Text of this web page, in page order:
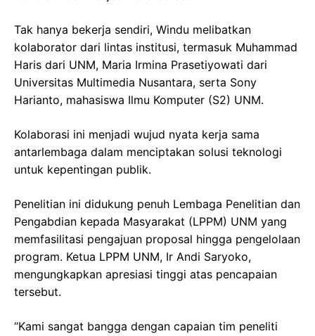
Tak hanya bekerja sendiri, Windu melibatkan
kolaborator dari lintas institusi, termasuk Muhammad
Haris dari UNM, Maria Irmina Prasetiyowati dari
Universitas Multimedia Nusantara, serta Sony
Harianto, mahasiswa Ilmu Komputer (S2) UNM.
Kolaborasi ini menjadi wujud nyata kerja sama
antarlembaga dalam menciptakan solusi teknologi
untuk kepentingan publik.
Penelitian ini didukung penuh Lembaga Penelitian dan
Pengabdian kepada Masyarakat (LPPM) UNM yang
memfasilitasi pengajuan proposal hingga pengelolaan
program. Ketua LPPM UNM, Ir Andi Saryoko,
mengungkapkan apresiasi tinggi atas pencapaian
tersebut.
“Kami sangat bangga dengan capaian tim peneliti